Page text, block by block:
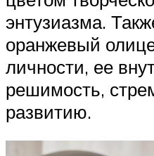
энтузиазма.
оранжевый
личности, ее
решимость,
развитию.